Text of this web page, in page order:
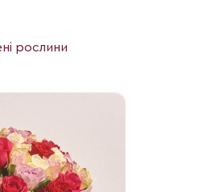
рослини